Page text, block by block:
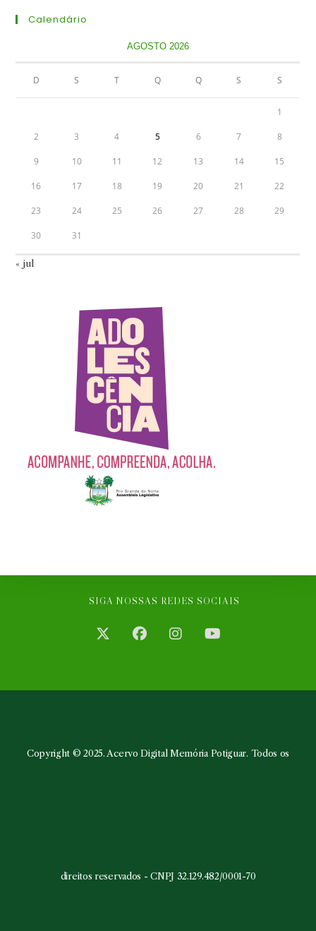
Calendário
AGOSTO 2026
D S T Q Q S S
1
2 3 4 5 6 7 8
9 10 11 12 13 14 15
16 17 18 19 20 21 22
23 24 25 26 27 28 29
30 31
« jul
SIGA NOSSAS REDES SOCIAIS
uma
uma
uma
uma
Copyright © 2025. Acervo Digital Memória Potiguar. Todos os
direitos reservados - CNPJ 32.129.482/0001-70